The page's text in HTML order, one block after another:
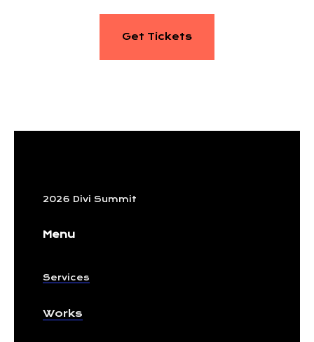
Get Tickets
2026 Divi Summit
Menu
Services
Works